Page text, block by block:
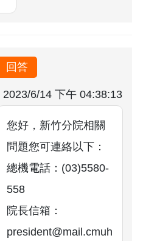
回答
2023/6/14 下午 04:38:13
您好，新竹分院相關
問題您可連絡以下：
總機電話：(03)5580-
558
院長信箱：
president@mail.cmuh